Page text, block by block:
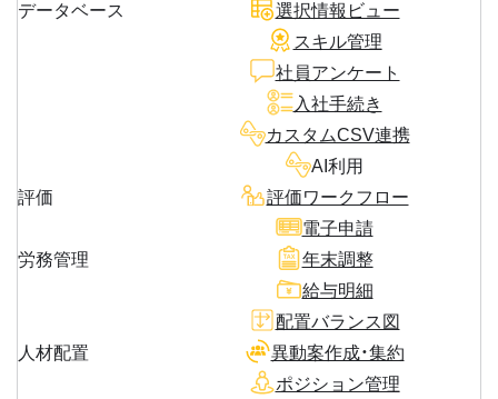
データベース
選択情報ビュー
スキル管理
社員アンケート
入社手続き
カスタムCSV連携
AI利用
評価
評価ワークフロー
労務管理
電子申請
年末調整
給与明細
人材配置
配置バランス図
異動案作成・集約
ポジション管理